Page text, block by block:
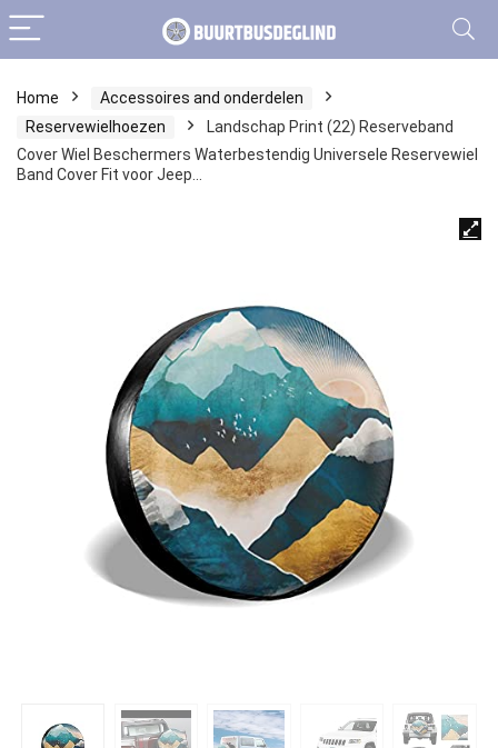
Home
Accessoires and onderdelen
Reservewielhoezen
Landschap Print (22) Reserveband
Cover Wiel Beschermers Waterbestendig Universele Reservewiel
Band Cover Fit voor Jeep…